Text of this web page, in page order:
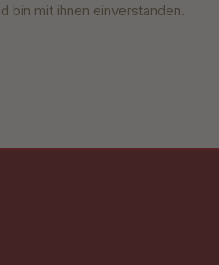
bin mit ihnen einverstanden.